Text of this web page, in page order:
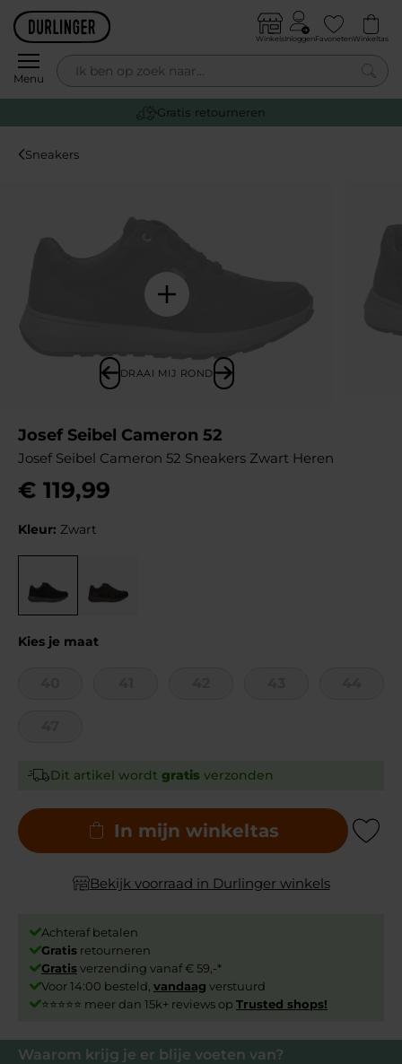
Skip to content
Menu
WinkelsInloggenFavorietenWinkeltas
0
Gratis retourneren
Sneakers
DRAAI MIJ ROND
Waarom krijg je er blije voeten van?
Josef Seibel Cameron 52
Josef Seibel Cameron 52 Sneakers Zwart Heren
€ 119,99
Kleur: Zwart
Kies je maat
Dit artikel wordt gratis verzonden
In mijn winkeltas Add to
Bekijk voorraad in Durlinger winkels
Achteraf betalen
Gratis retourneren
Gratisverzending vanaf € 59,-*
Voor 14:00 besteld, vandaag verstuurd
⭐⭐⭐⭐⭐ meer dan 15k+ reviews op Trusted shops!